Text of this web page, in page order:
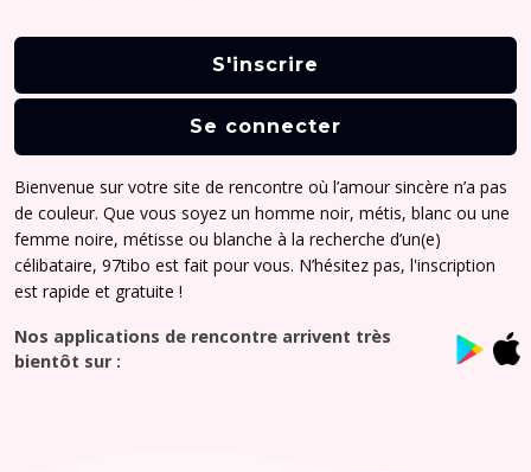
S'inscrire
Se connecter
Bienvenue sur votre site de rencontre où l’amour sincère n’a pas
de couleur. Que vous soyez un homme noir, métis, blanc ou une
femme noire, métisse ou blanche à la recherche d’un(e)
célibataire, 97tibo est fait pour vous. N’hésitez pas, l'inscription
est rapide et gratuite !
Nos applications de rencontre arrivent très
bientôt sur :